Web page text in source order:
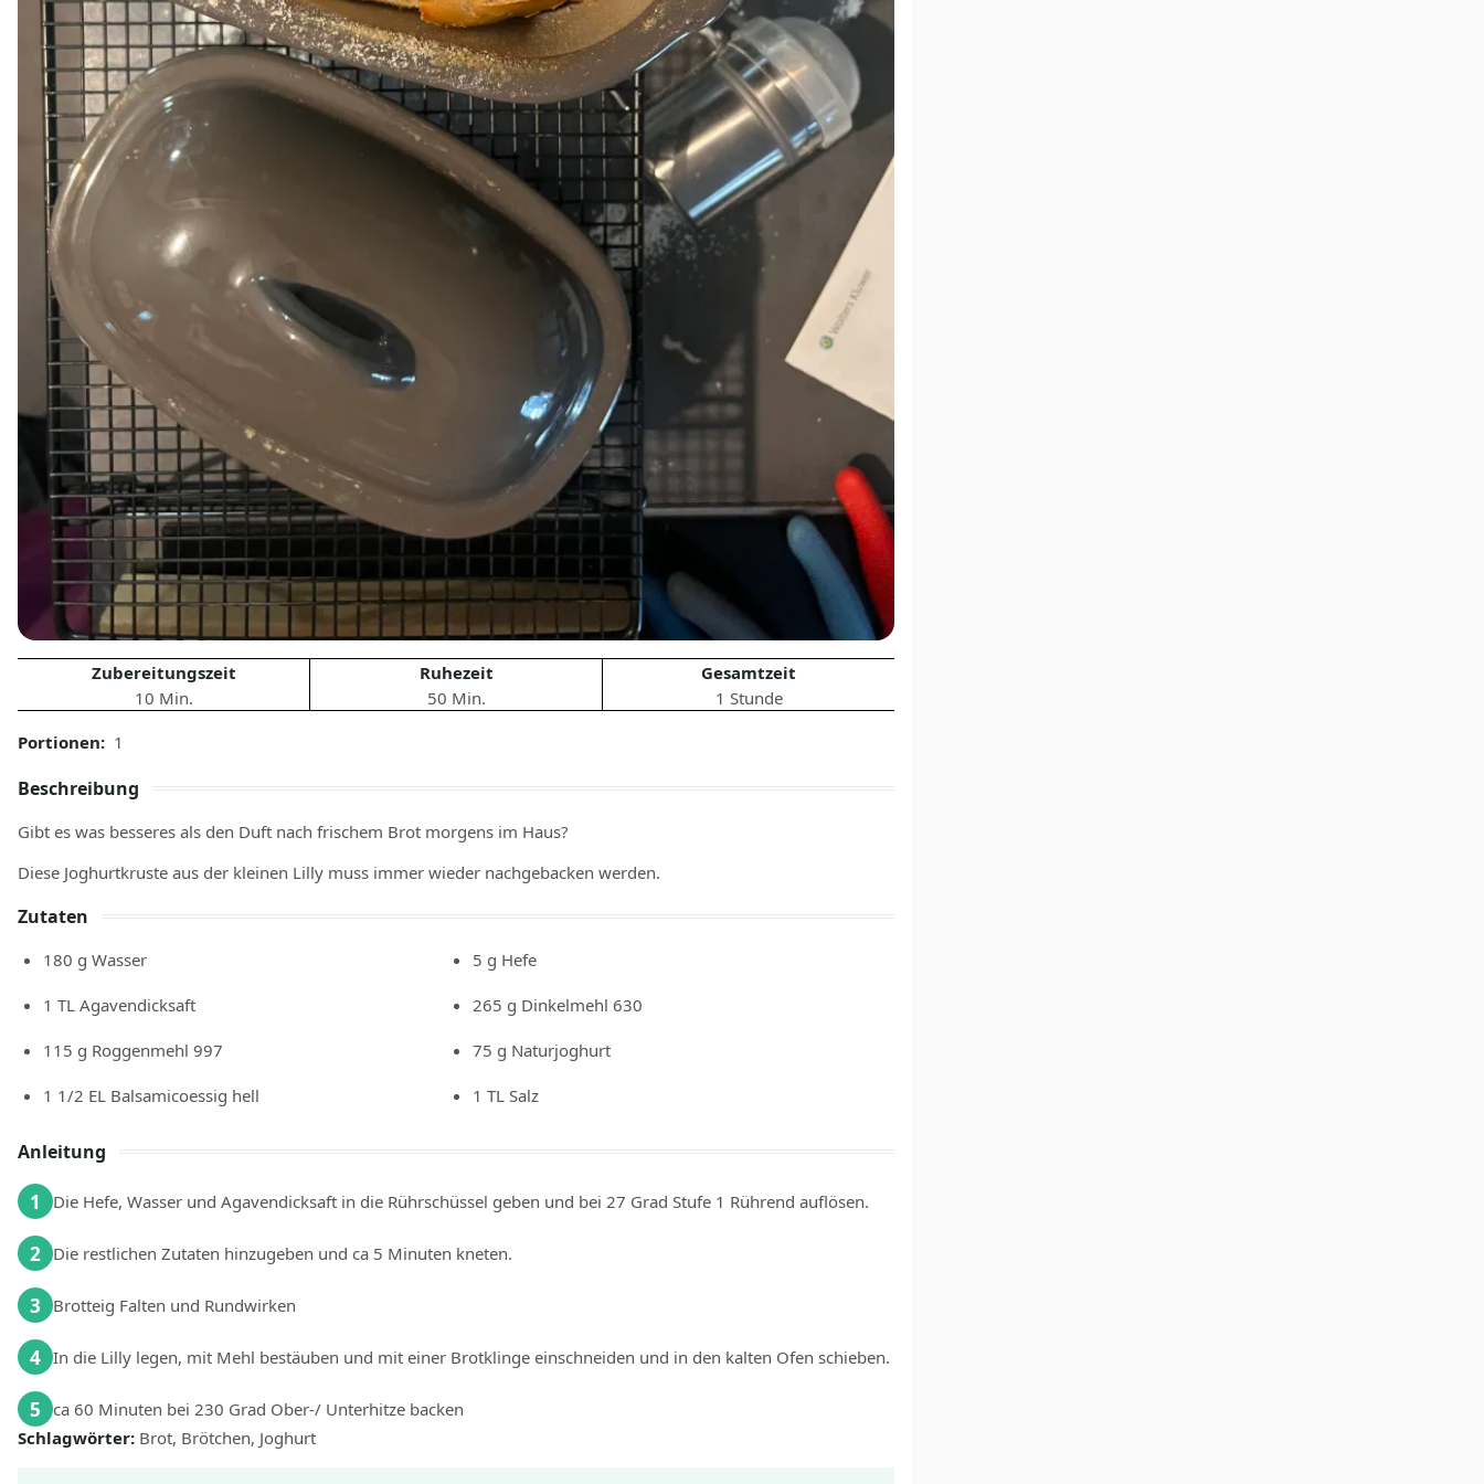
Zubereitungszeit
10 Min.
Ruhezeit
50 Min.
Gesamtzeit
1 Stunde
Portionen: 1
Beschreibung
Gibt es was besseres als den Duft nach frischem Brot morgens im Haus?
Diese Joghurtkruste aus der kleinen Lilly muss immer wieder nachgebacken werden.
Zutaten
180 g Wasser 5 g Hefe
1 TLAgavendicksaft 265 g Dinkelmehl 630
115 g Roggenmehl 997 75 g Naturjoghurt
1 1/2 ELBalsamicoessig hell 1 TL Salz
Anleitung
1 Die Hefe, Wasser und Agavendicksaft in die Rührschüssel geben und bei 27 Grad Stufe 1 Rührend auflösen.
2 Die restlichen Zutaten hinzugeben und ca 5 Minuten kneten.
3 Brotteig Falten und Rundwirken
4 In die Lilly legen, mit Mehl bestäuben und mit einer Brotklinge einschneiden und in den kalten Ofen schieben.
5
ca 60 Minuten bei 230 Grad Ober-/ Unterhitze backen
Schlagwörter: Brot, Brötchen, Joghurt